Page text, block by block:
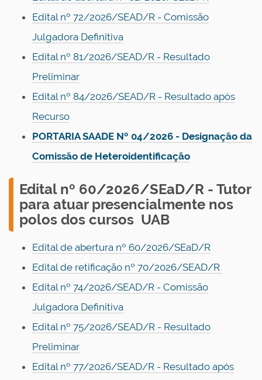
Edital nº 72/2026/SEAD/R - Comissão
Julgadora Definitiva
Edital nº 81/2026/SEAD/R - Resultado
Preliminar
Edital nº 84/2026/SEAD/R - Resultado após
Recurso
PORTARIA SAADE Nº 04/2026 - Designação da
Comissão de Heteroidentificação
Edital nº 60/2026/SEaD/R - Tutor
para atuar presencialmente nos
polos dos cursos UAB
Edital de abertura nº 60/2026/SEaD/R
Edital de retificação nº 70/2026/SEAD/R
Edital nº 74/2026/SEAD/R - Comissão
Julgadora Definitiva
Edital nº 75/2026/SEAD/R - Resultado
Preliminar
Edital nº 77/2026/SEAD/R - Resultado após